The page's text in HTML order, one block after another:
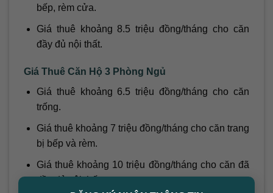
bếp, rèm cửa.
Giá thuê khoảng 8.5 triệu đồng/tháng cho căn
đầy đủ nội thất.
Giá Thuê Căn Hộ 3 Phòng Ngủ
Giá thuê khoảng 6.5 triệu đồng/tháng cho căn
trống.
Giá thuê khoảng 7 triệu đồng/tháng cho căn trang
bị bếp và rèm.
Giá thuê khoảng 10 triệu đồng/tháng cho căn đã
đầy đủ nội thất.